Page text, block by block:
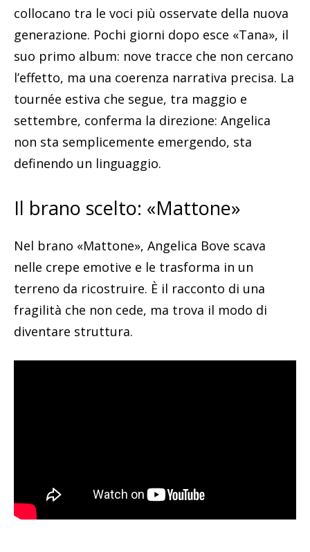
collocano tra le voci più osservate della nuova
generazione. Pochi giorni dopo esce «Tana», il
suo primo album: nove tracce che non cercano
l’effetto, ma una coerenza narrativa precisa. La
tournée estiva che segue, tra maggio e
settembre, conferma la direzione: Angelica
non sta semplicemente emergendo, sta
definendo un linguaggio.
Il brano scelto: «Mattone»
Nel brano «Mattone», Angelica Bove scava
nelle crepe emotive e le trasforma in un
terreno da ricostruire. È il racconto di una
fragilità che non cede, ma trova il modo di
diventare struttura.